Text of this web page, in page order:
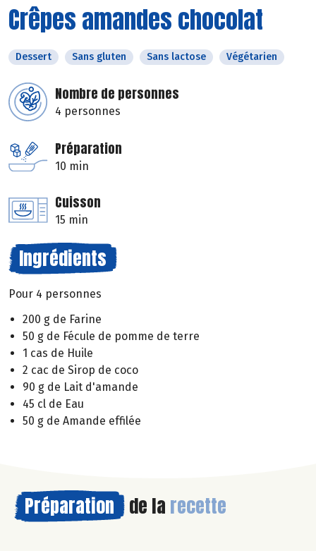
Crêpes amandes chocolat
Dessert Sans gluten Sans lactose Végétarien
Nombre de personnes
4 personnes
Préparation
10 min
Cuisson
15 min
Ingrédients
Pour 4 personnes
200 g de Farine
50 g de Fécule de pomme de terre
1 cas de Huile
2 cac de Sirop de coco
90 g de Lait d'amande
45 cl de Eau
50 g de Amande effilée
Préparation de la recette